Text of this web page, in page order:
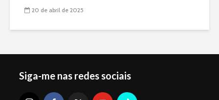
20 de abril de 2025
Siga-me nas redes sociais